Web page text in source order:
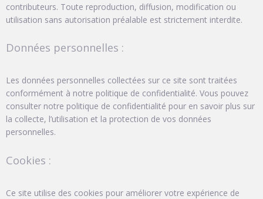
contributeurs. Toute reproduction, diffusion, modification ou
utilisation sans autorisation préalable est strictement interdite.
Données personnelles :
Les données personnelles collectées sur ce site sont traitées
conformément à notre politique de confidentialité. Vous pouvez
consulter notre politique de confidentialité pour en savoir plus sur
la collecte, l’utilisation et la protection de vos données
personnelles.
Cookies :
Ce site utilise des cookies pour améliorer votre expérience de